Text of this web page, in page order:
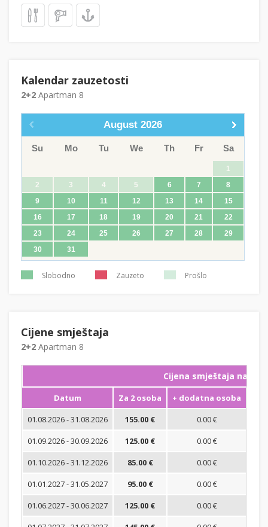
Kalendar zauzetosti
2+2 Apartman 8
August 2026
Su Mo Tu We Th Fr Sa
1
2
3 4 5 6 7
8
9
10 11 12 13 14
15
16
17 18 19 20 21
22
23
24 25 26 27 28
29
30
31
Slobodno Zauzeto Prošlo
Cijene smještaja
2+2 Apartman 8
Cijena smještaja na noć
Datum Za 2 osoba + dodatna osoba
01.08.2026 - 31.08.2026
155.00 €
0.00 €
01.09.2026 - 30.09.2026
125.00 €
0.00 €
01.10.2026 - 31.12.2026
85.00 €
0.00 €
01.01.2027 - 31.05.2027
95.00 €
0.00 €
01.06.2027 - 30.06.2027
125.00 €
0.00 €